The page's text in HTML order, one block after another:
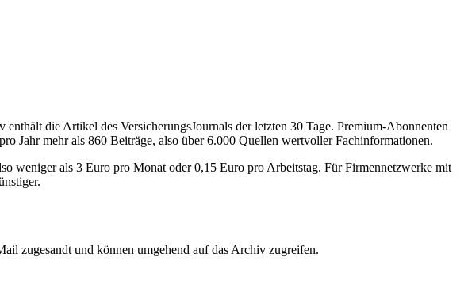
die Artikel des VersicherungsJournals der letzten 30 Tage. Premium-Abonnenten
Jahr mehr als 860 Beiträge, also über 6.000 Quellen wertvoller Fachinformationen.
weniger als 3 Euro pro Monat oder 0,15 Euro pro Arbeitstag. Für Firmennetzwerke mit
zugesandt und können umgehend auf das Archiv zugreifen.